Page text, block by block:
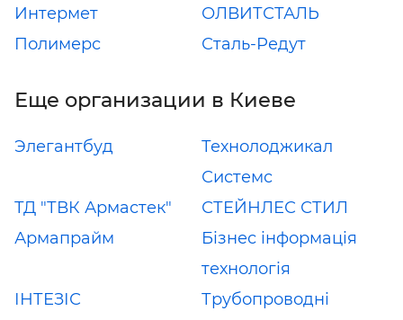
Интермет
ОЛВИТСТАЛЬ
Полимерс
Сталь-Редут
Еще организации в Киеве
Элегантбуд
Технолоджикал
Системс
ТД "ТВК Армастек"
СТЕЙНЛЕС СТИЛ
Армапрайм
Бізнес інформація
технологія
ІНТЕЗІС
Трубопроводні